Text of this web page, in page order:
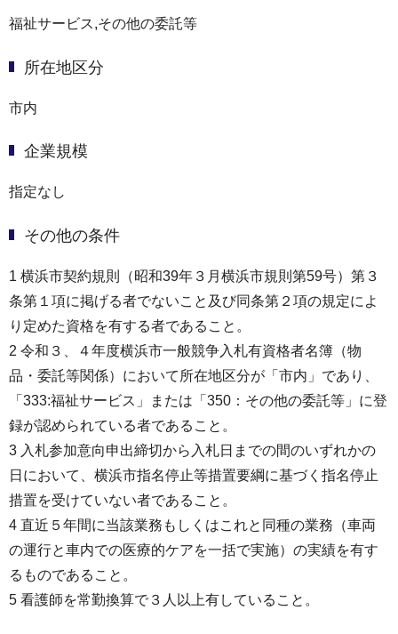
福祉サービス,その他の委託等
所在地区分
市内
企業規模
指定なし
その他の条件
1 横浜市契約規則（昭和39年３月横浜市規則第59号）第３
条第１項に掲げる者でないこと及び同条第２項の規定によ
り定めた資格を有する者であること。
2 令和３、４年度横浜市一般競争入札有資格者名簿（物
品・委託等関係）において所在地区分が「市内」であり、
「333:福祉サービス」または「350：その他の委託等」に登
録が認められている者であること。
3 入札参加意向申出締切から入札日までの間のいずれかの
日において、横浜市指名停止等措置要綱に基づく指名停止
措置を受けていない者であること。
4 直近５年間に当該業務もしくはこれと同種の業務（車両
の運行と車内での医療的ケアを一括で実施）の実績を有す
るものであること。
5 看護師を常勤換算で３人以上有していること。